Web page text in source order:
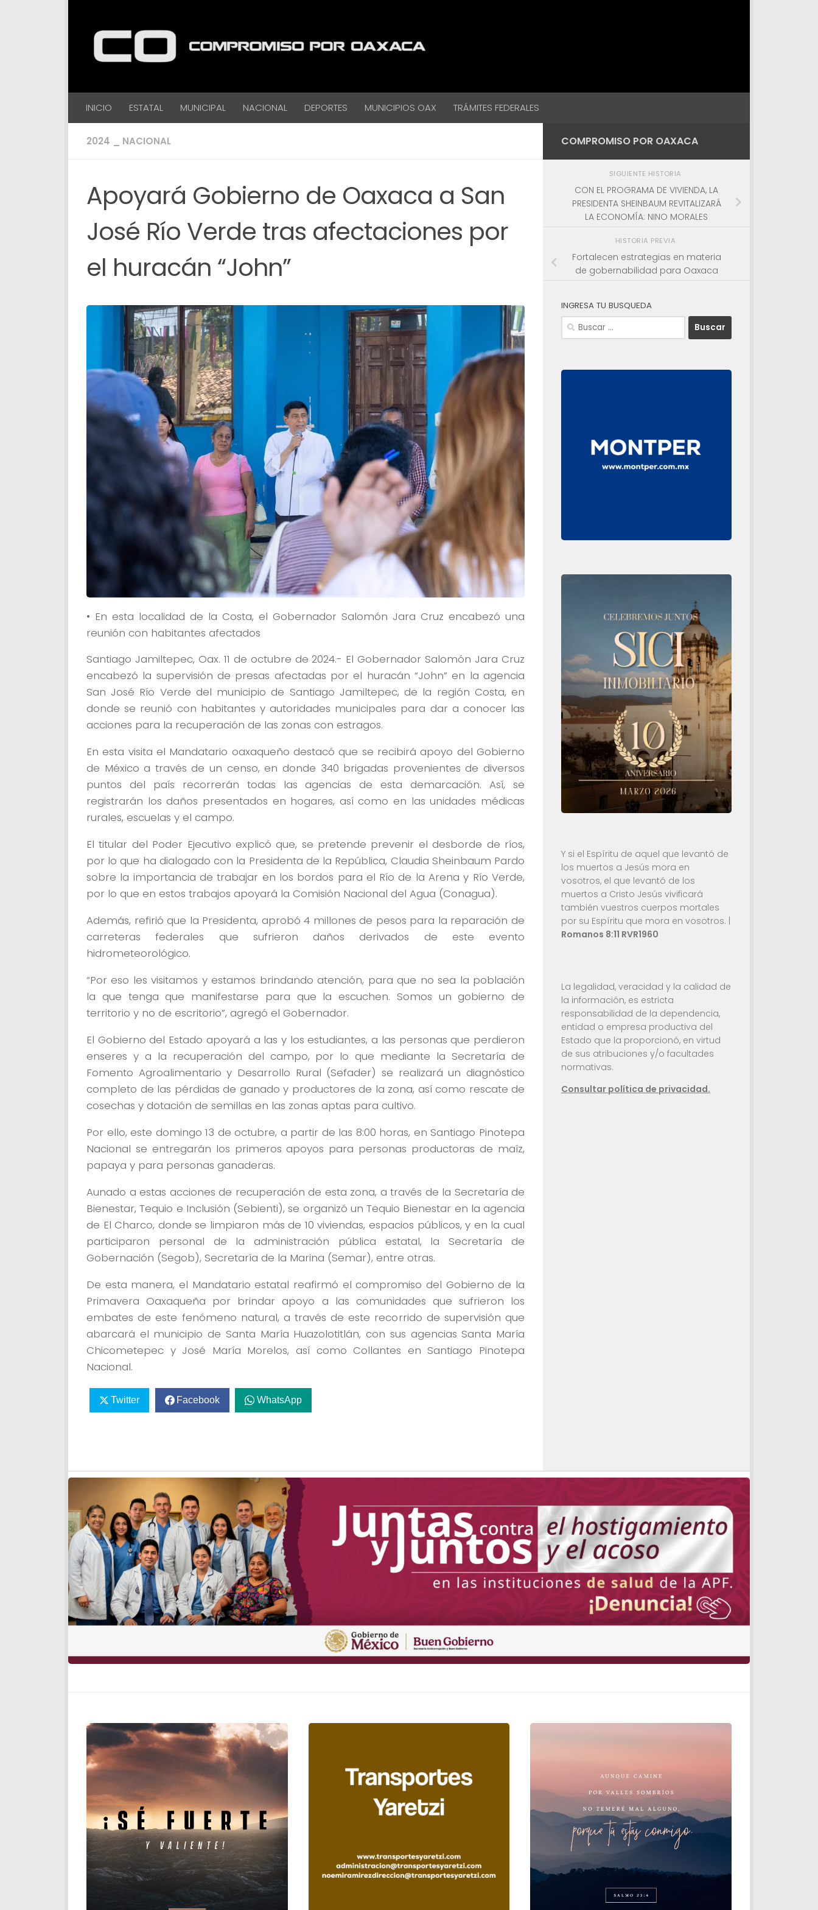
INICIO ESTATAL MUNICIPAL NACIONAL DEPORTES MUNICIPIOS OAX TRÁMITES FEDERALES
2024 _ NACIONAL
Apoyará Gobierno de Oaxaca a San
José Río Verde tras afectaciones por
el huracán “John”
• En esta localidad de la Costa, el Gobernador Salomón Jara Cruz encabezó una
reunión con habitantes afectados
Santiago Jamiltepec, Oax. 11 de octubre de 2024.- El Gobernador Salomón Jara Cruz
encabezó la supervisión de presas afectadas por el huracán “John” en la agencia
San José Río Verde del municipio de Santiago Jamiltepec, de la región Costa, en
donde se reunió con habitantes y autoridades municipales para dar a conocer las
acciones para la recuperación de las zonas con estragos.
En esta visita el Mandatario oaxaqueño destacó que se recibirá apoyo del Gobierno
de México a través de un censo, en donde 340 brigadas provenientes de diversos
puntos del país recorrerán todas las agencias de esta demarcación. Así, se
registrarán los daños presentados en hogares, así como en las unidades médicas
rurales, escuelas y el campo.
El titular del Poder Ejecutivo explicó que, se pretende prevenir el desborde de ríos,
por lo que ha dialogado con la Presidenta de la República, Claudia Sheinbaum Pardo
sobre la importancia de trabajar en los bordos para el Río de la Arena y Río Verde,
por lo que en estos trabajos apoyará la Comisión Nacional del Agua (Conagua).
Además, refirió que la Presidenta, aprobó 4 millones de pesos para la reparación de
carreteras federales que sufrieron daños derivados de este evento
hidrometeorológico.
“Por eso les visitamos y estamos brindando atención, para que no sea la población
la que tenga que manifestarse para que la escuchen. Somos un gobierno de
territorio y no de escritorio”, agregó el Gobernador.
El Gobierno del Estado apoyará a las y los estudiantes, a las personas que perdieron
enseres y a la recuperación del campo, por lo que mediante la Secretaría de
Fomento Agroalimentario y Desarrollo Rural (Sefader) se realizará un diagnóstico
completo de las pérdidas de ganado y productores de la zona, así como rescate de
cosechas y dotación de semillas en las zonas aptas para cultivo.
Por ello, este domingo 13 de octubre, a partir de las 8:00 horas, en Santiago Pinotepa
Nacional se entregarán los primeros apoyos para personas productoras de maíz,
papaya y para personas ganaderas.
Aunado a estas acciones de recuperación de esta zona, a través de la Secretaría de
Bienestar, Tequio e Inclusión (Sebienti), se organizó un Tequio Bienestar en la agencia
de El Charco, donde se limpiaron más de 10 viviendas, espacios públicos, y en la cual
participaron personal de la administración pública estatal, la Secretaría de
Gobernación (Segob), Secretaría de la Marina (Semar), entre otras.
De esta manera, el Mandatario estatal reafirmó el compromiso del Gobierno de la
Primavera Oaxaqueña por brindar apoyo a las comunidades que sufrieron los
embates de este fenómeno natural, a través de este recorrido de supervisión que
abarcará el municipio de Santa María Huazolotitlán, con sus agencias Santa María
Chicometepec y José María Morelos, así como Collantes en Santiago Pinotepa
Nacional.
Twitter Facebook WhatsApp
COMPROMISO POR OAXACA
SIGUIENTE HISTORIA
CON EL PROGRAMA DE VIVIENDA, LA
PRESIDENTA SHEINBAUM REVITALIZARÁ
LA ECONOMÍA: NINO MORALES
HISTORIA PREVIA
Fortalecen estrategias en materia
de gobernabilidad para Oaxaca
INGRESA TU BUSQUEDA
Buscar:
Y si el Espíritu de aquel que levantó de
los muertos a Jesús mora en
vosotros, el que levantó de los
muertos a Cristo Jesús vivificará
también vuestros cuerpos mortales
por su Espíritu que mora en vosotros. |
Romanos 8:11 RVR1960
La legalidad, veracidad y la calidad de
la información, es estricta
responsabilidad de la dependencia,
entidad o empresa productiva del
Estado que la proporcionó, en virtud
de sus atribuciones y/o facultades
normativas.
Consultar política de privacidad.